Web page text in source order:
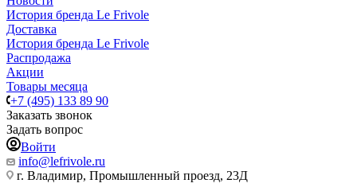
История бренда Le Frivole
Доставка
История бренда Le Frivole
Распродажа
Акции
Товары месяца
+7 (495) 133 89 90
Заказать звонок
Задать вопрос
Войти
info@lefrivole.ru
г. Владимир, Промышленный проезд, 23Д